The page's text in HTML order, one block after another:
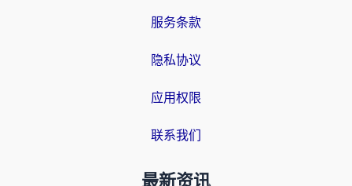
服务条款
隐私协议
应用权限
联系我们
最新资讯